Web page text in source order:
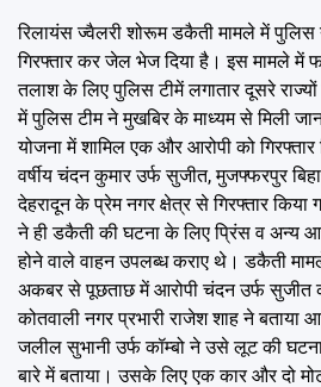
रिलायंस ज्वैलरी शोरूम डकैती मामले में
गिरफ्तार कर जेल भेज दिया है। इस मामले में
तलाश के लिए पुलिस टीमें लगातार दूसरे
में पुलिस टीम ने मुखबिर के माध्यम से मिली
योजना में शामिल एक और आरोपी को
वर्षीय चंदन कुमार उर्फ सुजीत, मुजफ्फरपुर
देहरादून के प्रेम नगर क्षेत्र से गिरफ्तार
ने ही डकैती की घटना के लिए प्रिंस व अन्य
होने वाले वाहन उपलब्ध कराए थे। डकैती
अकबर से पूछताछ में आरोपी चंदन उर्फ सुजीत
कोतवाली नगर प्रभारी राजेश शाह ने बताया
जलील सुभानी उर्फ कॉम्बो ने उसे लूट की
बारे में बताया। उसके लिए एक कार और दो